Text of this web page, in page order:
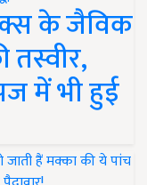
के जैविक
तस्वीर,
में भी हुई